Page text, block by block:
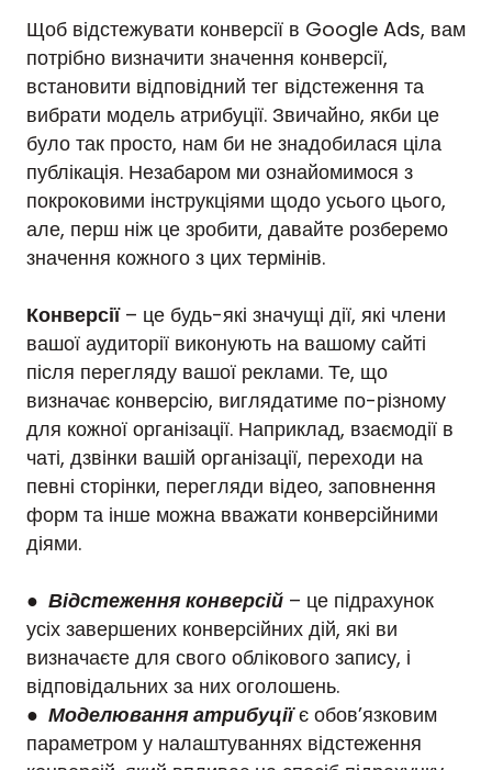
Щоб відстежувати конверсії в Google Ads, вам
потрібно визначити значення конверсії,
встановити відповідний тег відстеження та
вибрати модель атрибуції. Звичайно, якби це
було так просто, нам би не знадобилася ціла
публікація. Незабаром ми ознайомимося з
покроковими інструкціями щодо усього цього,
але, перш ніж це зробити, давайте розберемо
значення кожного з цих термінів.
Конверсії– це будь-які значущі дії, які члени
вашої аудиторії виконують на вашому сайті
після перегляду вашої реклами. Те, що
визначає конверсію, виглядатиме по-різному
для кожної організації. Наприклад, взаємодії в
чаті, дзвінки вашій організації, переходи на
певні сторінки, перегляди відео, заповнення
форм та інше можна вважати конверсійними
діями.
● Відстеження конверсій – це підрахунок
усіх завершених конверсійних дій, які ви
визначаєте для свого облікового запису, і
відповідальних за них оголошень.
● Моделювання атрибуціїє обов’язковим
параметром у налаштуваннях відстеження